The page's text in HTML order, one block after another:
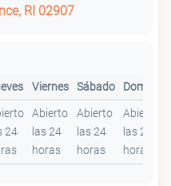
RI 02907
Viernes Sábado Domingo
24
Abierto
las 24
horas
Abierto
las 24
horas
Abierto
las 24
horas